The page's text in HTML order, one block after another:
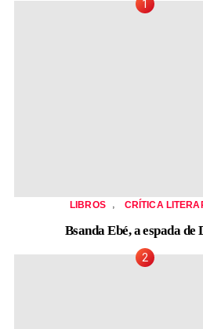
LIBROS , CRÍTICA
Bsanda Ebé, a espada de